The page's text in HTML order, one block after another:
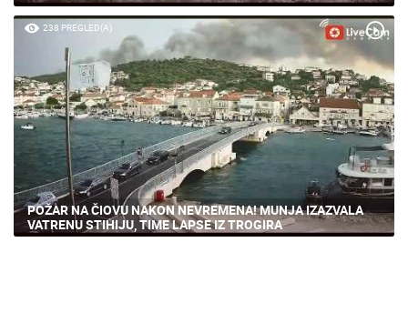
238 PREGLED(A)
POŽAR NA ČIOVU NAKON NEVREMENA! MUNJA IZAZVALA
VATRENU STIHIJU, TIME LAPSE IZ TROGIRA